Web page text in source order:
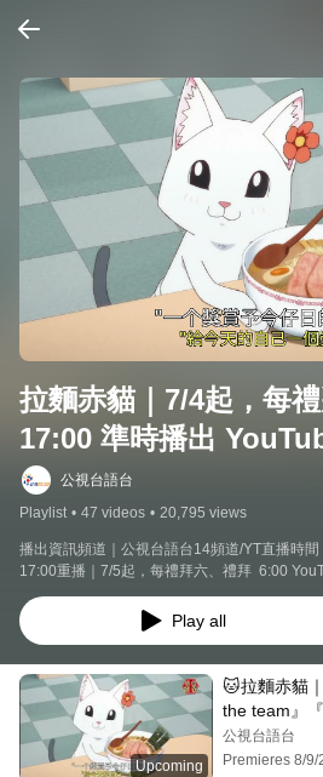
拉麵赤貓｜7/4起，每
17:00 準時播出
公視台語台
Playlist • 47 videos • 20,795 views
播出資訊頻道｜公視台語台14頻道/YT直播時
17:00重播｜7/5起，每禮拜六、禮拜  6:00
Play all
Upcoming
🐱拉麵赤貓
the team』
店』『恭喜
公視台語台
Premieres 8/9/